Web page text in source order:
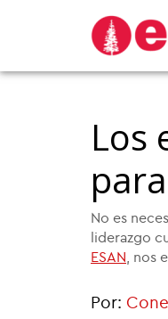
Los
No es
liderazgo
ESAN
, nos
Por: